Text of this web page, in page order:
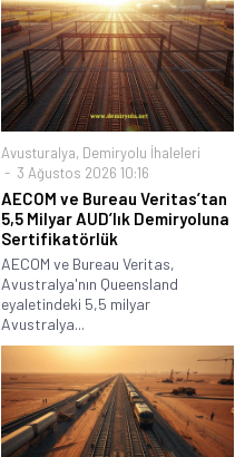
Avusturalya, Demiryolu İhaleleri
3 Ağustos 2026 10:16
AECOM ve Bureau Veritas’tan
5,5 Milyar AUD’lık Demiryoluna
Sertifikatörlük
AECOM ve Bureau Veritas,
Avustralya'nın Queensland
eyaletindeki 5,5 milyar
Avustralya...